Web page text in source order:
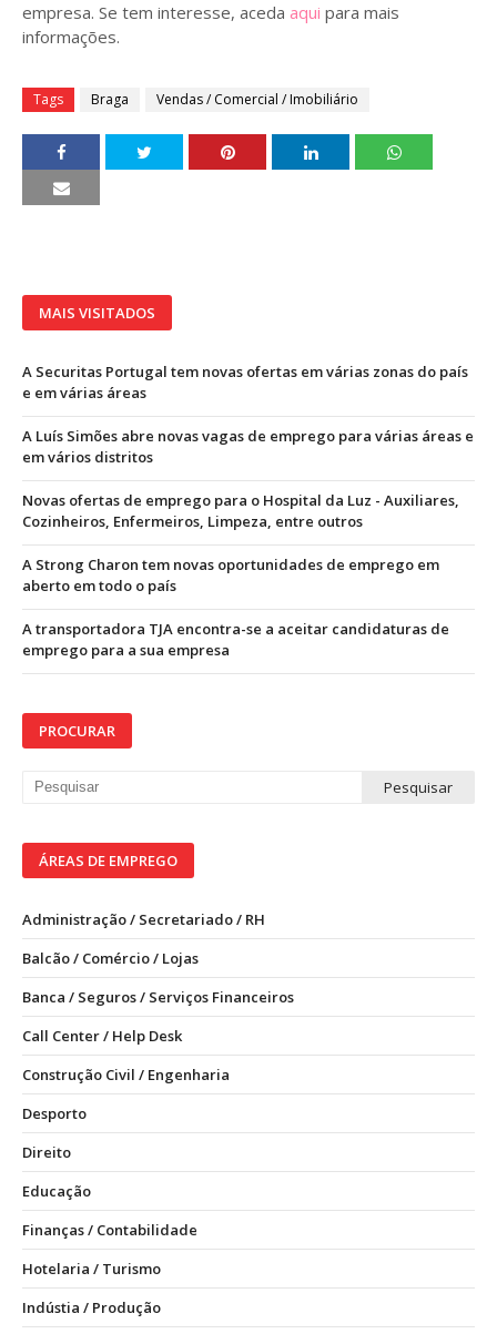
empresa. Se tem interesse, aceda aqui para mais
informações.
Tags Braga Vendas / Comercial / Imobiliário
MAIS VISITADOS
A Securitas Portugal tem novas ofertas em várias zonas do país
e em várias áreas
A Luís Simões abre novas vagas de emprego para várias áreas e
em vários distritos
Novas ofertas de emprego para o Hospital da Luz - Auxiliares,
Cozinheiros, Enfermeiros, Limpeza, entre outros
A Strong Charon tem novas oportunidades de emprego em
aberto em todo o país
A transportadora TJA encontra-se a aceitar candidaturas de
emprego para a sua empresa
PROCURAR
ÁREAS DE EMPREGO
Administração / Secretariado / RH
Balcão / Comércio / Lojas
Banca / Seguros / Serviços Financeiros
Call Center / Help Desk
Construção Civil / Engenharia
Desporto
Direito
Educação
Finanças / Contabilidade
Hotelaria / Turismo
Indústia / Produção